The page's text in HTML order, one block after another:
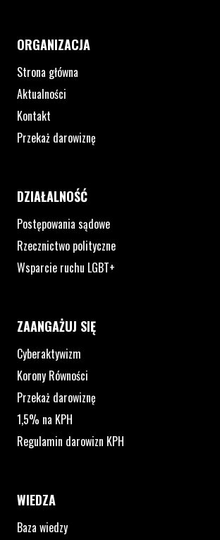
ORGANIZACJA
Strona główna
Aktualności
Kontakt
Przekaż darowiznę
DZIAŁALNOŚĆ
Postępowania sądowe
Rzecznictwo polityczne
Wsparcie ruchu LGBT+
ZAANGAŻUJ SIĘ
Cyberaktywizm
Korony Równości
Przekaż darowiznę
1,5% na KPH
Regulamin darowizn KPH
WIEDZA
Baza wiedzy